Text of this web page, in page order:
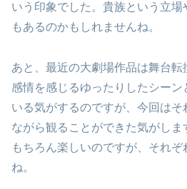
いう印象でした。貴族という立
もあるのかもしれませんね。
あと、最近の大劇場作品は舞台転
感情を感じるゆったりしたシー
いる気がするのですが、今回は
ながら観ることができた気がし
もちろん楽しいのですが、それぞ
ね。